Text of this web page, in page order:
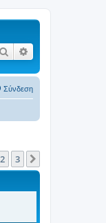
Αναζήτηση
Σύνδεση
2 3